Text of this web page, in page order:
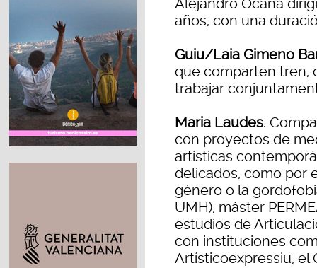
Alejandro Ocaña
años, con una
Guiu/Laia Gimeno
que comparten tren,
trabajar
Maria Laudes.
con proyectos de
artísticas
delicados, como por
género o la
UMH), máster
estudios de
con instituciones
Artísticoexpressiu, el